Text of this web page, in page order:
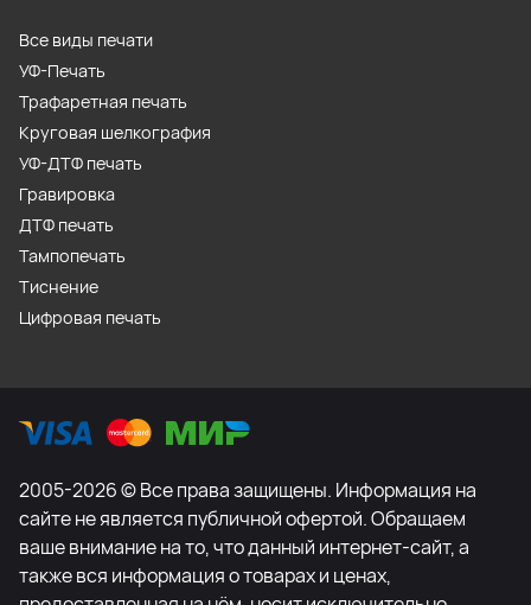
Все виды печати
УФ-Печать
Трафаретная печать
Круговая шелкография
УФ-ДТФ печать
Гравировка
ДТФ печать
Тампопечать
Тиснение
Цифровая печать
2005-2026 © Все права защищены. Информация на
сайте не является публичной офертой. Обращаем
ваше внимание на то, что данный интернет-сайт, а
также вся информация о товарах и ценах,